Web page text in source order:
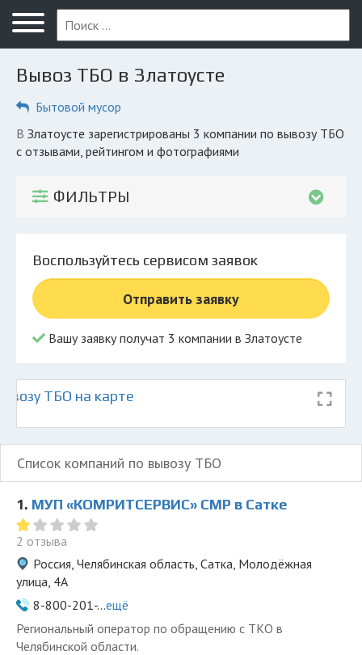
Меню
Главная
Вопрос юристу
Экоблог
Личный кабинет
© 2026 Все права защищены
Вывоз ТБО в Златоусте
Бытовой мусор
в Златоусте зарегистрированы 3 компании по вывозу ТБО
с отзывами, рейтингом и фотографиями
ФИЛЬТРЫ
Воспользуйтесь сервисом заявок
Отправить заявку
Вашу заявку получат 3 компании в Златоусте
ТБО на карте
Список компаний по вывозу ТБО
1. МУП «КОМРИТСЕРВИС» СМР в Сатке
2 отзыва
Россия, Челябинская область, Сатка, Молодёжная
улица, 4А
8-800-201-...ещё
Региональный оператор по обращению с ТКО в
Челябинской области.